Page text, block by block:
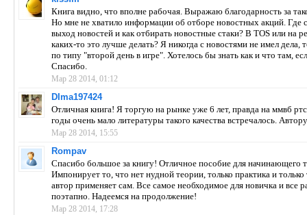
Книга видно, что вполне рабочая. Выражаю благодарность за
Но мне не хватило информации об отборе новостных акций. Где
выход новостей и как отбирать новостные стаки? В TOS или на
каких-то это лучше делать? Я никогда с новостями не имел дела,
по типу "второй день в игре". Хотелось бы знать как и что там,
Спасибо.
Мар 28 2014, 01:12
DIma197424
Отличная книга! Я торгую на рынке уже 6 лет, правда на ммвб
годы очень мало литературы такого качества встречалось.
Мар 28 2014, 15:55
Rompav
Спасибо большое за книгу! Отличное пособие для начинающего
Импонирует то, что нет нудной теории, только практика и только
автор применяет сам. Все самое необходимое для новичка и все
поэтапно. Надеемся на продолжение!
Мар 28 2014, 17:28